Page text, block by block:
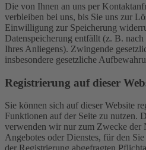
Die von Ihnen an uns per
verbleiben bei uns, bis Sie uns zur
Einwilligung zur Speicherung
Datenspeicherung entfällt (z. B. nach
Ihres Anliegens). Zwingende
insbesondere gesetzliche
Registrierung auf dieser
Sie können sich auf dieser Website
Funktionen auf der Seite zu nutzen.
verwenden wir nur zum Zwecke der
Angebotes oder Dienstes, für den